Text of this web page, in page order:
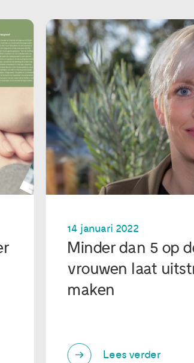
14 januari 2022
Minder dan 5 op
vrouwen laat
maken
Lees verder